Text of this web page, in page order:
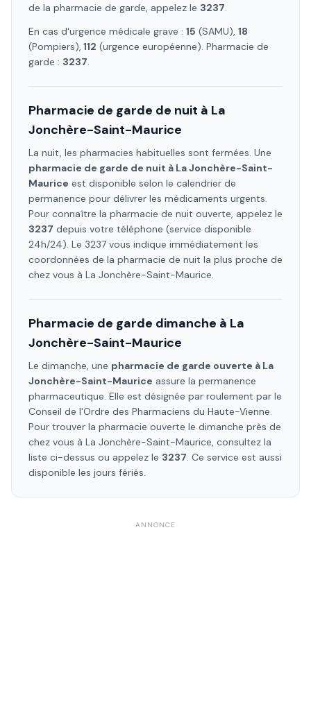
de la pharmacie de garde, appelez le 3237.
En cas d'urgence médicale grave : 15 (SAMU), 18
(Pompiers), 112 (urgence européenne). Pharmacie de
garde : 3237.
Pharmacie de garde de nuit à La
Jonchère-Saint-Maurice
La nuit, les pharmacies habituelles sont fermées. Une
pharmacie de garde de nuit à La Jonchère-Saint-
Maurice est disponible selon le calendrier de
permanence pour délivrer les médicaments urgents.
Pour connaître la pharmacie de nuit ouverte, appelez le
3237 depuis votre téléphone (service disponible
24h/24). Le 3237 vous indique immédiatement les
coordonnées de la pharmacie de nuit la plus proche de
chez vous à La Jonchère-Saint-Maurice.
Pharmacie de garde dimanche à La
Jonchère-Saint-Maurice
Le dimanche, une pharmacie de garde ouverte à La
Jonchère-Saint-Maurice assure la permanence
pharmaceutique. Elle est désignée par roulement par le
Conseil de l'Ordre des Pharmaciens du Haute-Vienne.
Pour trouver la pharmacie ouverte le dimanche près de
chez vous à La Jonchère-Saint-Maurice, consultez la
liste ci-dessus ou appelez le 3237. Ce service est aussi
disponible les jours fériés.
ANNONCE